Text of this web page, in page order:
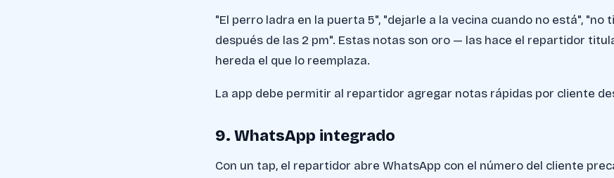
"El perro ladra en la puerta 5", "dejarle a la vecina cuando no está", "no
después de las 2 pm". Estas notas son oro — las hace el repartidor
hereda el que lo reemplaza.
La app debe permitir al repartidor agregar notas rápidas por cliente
9. WhatsApp integrado
Con un tap, el repartidor abre WhatsApp con el número del cliente